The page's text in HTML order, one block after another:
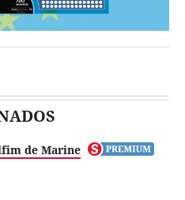
de Marine